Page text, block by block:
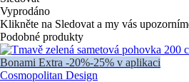
Vyprodáno
Klikněte na Sledovat a my vás
Podobné produkty
Bonami Extra -20%-25% v aplikaci
Cosmopolitan Design